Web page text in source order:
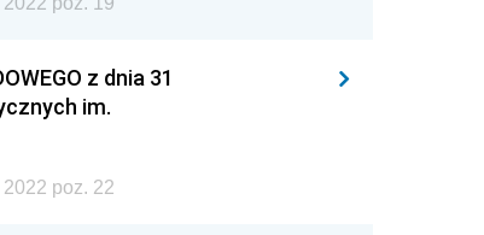
z dnia 31
im.
poz. 22